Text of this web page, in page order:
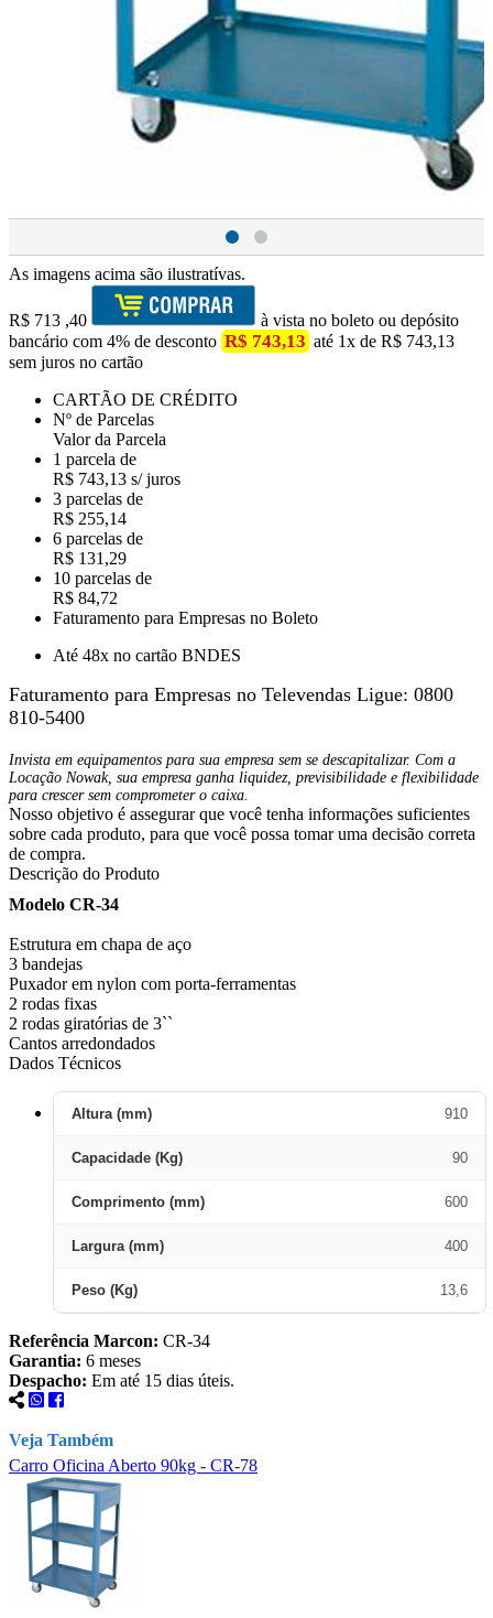
As imagens acima são ilustratívas.
R$ 713 ,40
à vista no boleto ou depósito
bancário com 4% de desconto R$ 743,13 até 1x de R$ 743,13
sem juros no cartão
CARTÃO DE CRÉDITO
Nº de Parcelas
Valor da Parcela
1 parcela de
R$ 743,13 s/ juros
3 parcelas de
R$ 255,14
6 parcelas de
R$ 131,29
10 parcelas de
R$ 84,72
Faturamento para Empresas no Boleto
Até 48x no cartão BNDES
Faturamento para Empresas no Televendas Ligue: 0800
810-5400
Invista em equipamentos para sua empresa sem se descapitalizar. Com a
Locação Nowak, sua empresa ganha liquidez, previsibilidade e flexibilidade
para crescer sem comprometer o caixa.
Nosso objetivo é assegurar que você tenha informações suficientes
sobre cada produto, para que você possa tomar uma decisão correta
de compra.
Descrição do Produto
Modelo CR-34
Estrutura em chapa de aço
3 bandejas
Puxador em nylon com porta-ferramentas
2 rodas fixas
2 rodas giratórias de 3``
Cantos arredondados
Dados Técnicos
Altura (mm) 910
Capacidade (Kg) 90
Comprimento (mm) 600
Largura (mm) 400
Peso (Kg) 13,6
Referência Marcon: CR-34
Garantia: 6 meses
Despacho: Em até 15 dias úteis.
Veja Também
Carro Oficina Aberto 90kg - CR-78